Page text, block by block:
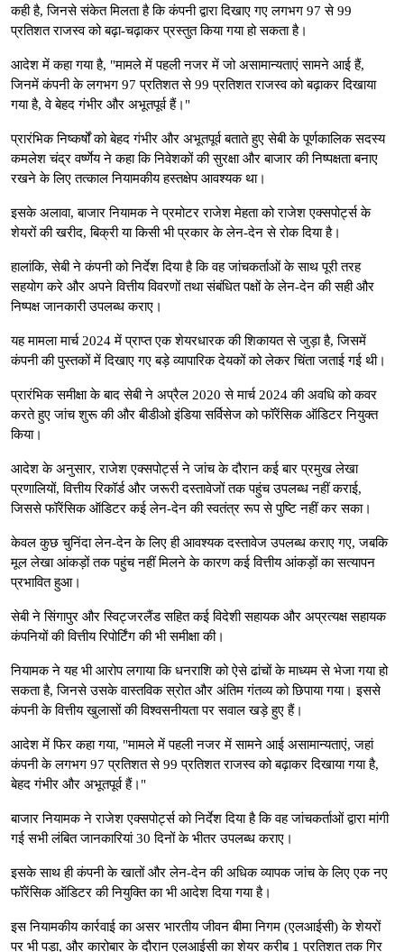
कही है, जिनसे संकेत मिलता है कि कंपनी द्वारा दिखाए गए लगभग 97 से 99
प्रतिशत राजस्व को बढ़ा-चढ़ाकर प्रस्तुत किया गया हो सकता है।
आदेश में कहा गया है, "मामले में पहली नजर में जो असामान्यताएं सामने आई हैं,
जिनमें कंपनी के लगभग 97 प्रतिशत से 99 प्रतिशत राजस्व को बढ़ाकर दिखाया
गया है, वे बेहद गंभीर और अभूतपूर्व हैं।"
प्रारंभिक निष्कर्षों को बेहद गंभीर और अभूतपूर्व बताते हुए सेबी के पूर्णकालिक सदस्य
कमलेश चंद्र वर्ष्णेय ने कहा कि निवेशकों की सुरक्षा और बाजार की निष्पक्षता बनाए
रखने के लिए तत्काल नियामकीय हस्तक्षेप आवश्यक था।
इसके अलावा, बाजार नियामक ने प्रमोटर राजेश मेहता को राजेश एक्सपोर्ट्स के
शेयरों की खरीद, बिक्री या किसी भी प्रकार के लेन-देन से रोक दिया है।
हालांकि, सेबी ने कंपनी को निर्देश दिया है कि वह जांचकर्ताओं के साथ पूरी तरह
सहयोग करे और अपने वित्तीय विवरणों तथा संबंधित पक्षों के लेन-देन की सही और
निष्पक्ष जानकारी उपलब्ध कराए।
यह मामला मार्च 2024 में प्राप्त एक शेयरधारक की शिकायत से जुड़ा है, जिसमें
कंपनी की पुस्तकों में दिखाए गए बड़े व्यापारिक देयकों को लेकर चिंता जताई गई थी।
प्रारंभिक समीक्षा के बाद सेबी ने अप्रैल 2020 से मार्च 2024 की अवधि को कवर
करते हुए जांच शुरू की और बीडीओ इंडिया सर्विसेज को फॉरेंसिक ऑडिटर नियुक्त
किया।
आदेश के अनुसार, राजेश एक्सपोर्ट्स ने जांच के दौरान कई बार प्रमुख लेखा
प्रणालियों, वित्तीय रिकॉर्ड और जरूरी दस्तावेजों तक पहुंच उपलब्ध नहीं कराई,
जिससे फॉरेंसिक ऑडिटर कई लेन-देन की स्वतंत्र रूप से पुष्टि नहीं कर सका।
केवल कुछ चुनिंदा लेन-देन के लिए ही आवश्यक दस्तावेज उपलब्ध कराए गए, जबकि
मूल लेखा आंकड़ों तक पहुंच नहीं मिलने के कारण कई वित्तीय आंकड़ों का सत्यापन
प्रभावित हुआ।
सेबी ने सिंगापुर और स्विट्जरलैंड सहित कई विदेशी सहायक और अप्रत्यक्ष सहायक
कंपनियों की वित्तीय रिपोर्टिंग की भी समीक्षा की।
नियामक ने यह भी आरोप लगाया कि धनराशि को ऐसे ढांचों के माध्यम से भेजा गया हो
सकता है, जिनसे उसके वास्तविक स्रोत और अंतिम गंतव्य को छिपाया गया। इससे
कंपनी के वित्तीय खुलासों की विश्वसनीयता पर सवाल खड़े हुए हैं।
आदेश में फिर कहा गया, "मामले में पहली नजर में सामने आई असामान्यताएं, जहां
कंपनी के लगभग 97 प्रतिशत से 99 प्रतिशत राजस्व को बढ़ाकर दिखाया गया है,
बेहद गंभीर और अभूतपूर्व हैं।"
बाजार नियामक ने राजेश एक्सपोर्ट्स को निर्देश दिया है कि वह जांचकर्ताओं द्वारा मांगी
गई सभी लंबित जानकारियां 30 दिनों के भीतर उपलब्ध कराए।
इसके साथ ही कंपनी के खातों और लेन-देन की अधिक व्यापक जांच के लिए एक नए
फॉरेंसिक ऑडिटर की नियुक्ति का भी आदेश दिया गया है।
इस नियामकीय कार्रवाई का असर भारतीय जीवन बीमा निगम (एलआईसी) के शेयरों
पर भी पड़ा, और कारोबार के दौरान एलआईसी का शेयर करीब 1 प्रतिशत तक गिर